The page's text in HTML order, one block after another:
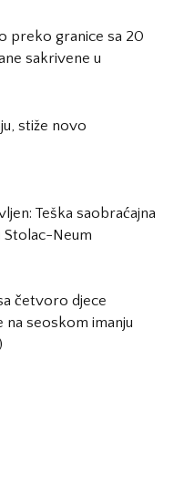
preko granice sa 20
sakrivene u
stiže novo
Teška saobraćajna
Stolac-Neum
četvoro djece
na seoskom imanju